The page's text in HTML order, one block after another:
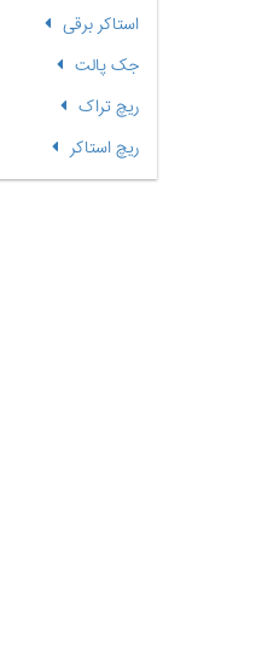
استاکر برقی
جک پالت
ریچ تراک
ریچ استاکر